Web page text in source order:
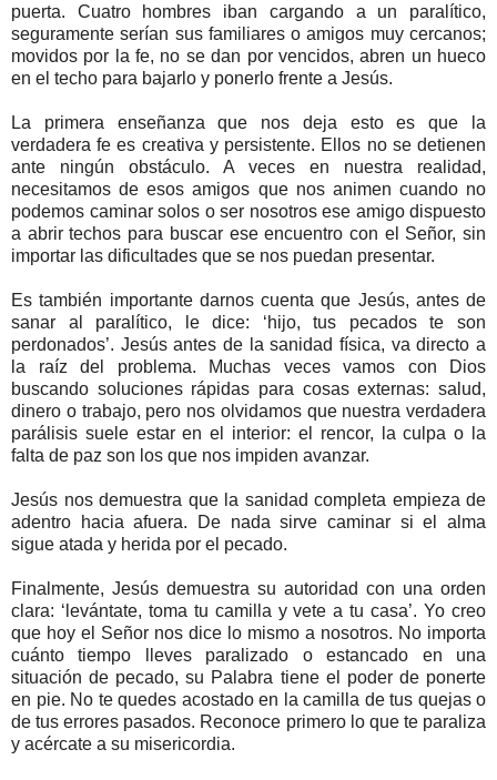
puerta. Cuatro hombres iban cargando a un paralítico,
seguramente serían sus familiares o amigos muy cercanos;
movidos por la fe, no se dan por vencidos, abren un hueco
en el techo para bajarlo y ponerlo frente a Jesús.
La primera enseñanza que nos deja esto es que la
verdadera fe es creativa y persistente. Ellos no se detienen
ante ningún obstáculo. A veces en nuestra realidad,
necesitamos de esos amigos que nos animen cuando no
podemos caminar solos o ser nosotros ese amigo dispuesto
a abrir techos para buscar ese encuentro con el Señor, sin
importar las dificultades que se nos puedan presentar.
Es también importante darnos cuenta que Jesús, antes de
sanar al paralítico, le dice: ‘hijo, tus pecados te son
perdonados’. Jesús antes de la sanidad física, va directo a
la raíz del problema. Muchas veces vamos con Dios
buscando soluciones rápidas para cosas externas: salud,
dinero o trabajo, pero nos olvidamos que nuestra verdadera
parálisis suele estar en el interior: el rencor, la culpa o la
falta de paz son los que nos impiden avanzar.
Jesús nos demuestra que la sanidad completa empieza de
adentro hacia afuera. De nada sirve caminar si el alma
sigue atada y herida por el pecado.
Finalmente, Jesús demuestra su autoridad con una orden
clara: ‘levántate, toma tu camilla y vete a tu casa’. Yo creo
que hoy el Señor nos dice lo mismo a nosotros. No importa
cuánto tiempo lleves paralizado o estancado en una
situación de pecado, su Palabra tiene el poder de ponerte
en pie. No te quedes acostado en la camilla de tus quejas o
de tus errores pasados. Reconoce primero lo que te paraliza
y acércate a su misericordia.